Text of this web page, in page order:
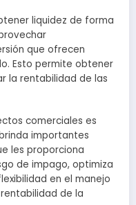
liquidez de forma
que ofrecen
Esto permite obtener
la rentabilidad de las
comerciales es
importantes
les proporciona
de impago, optimiza
en el manejo
de la